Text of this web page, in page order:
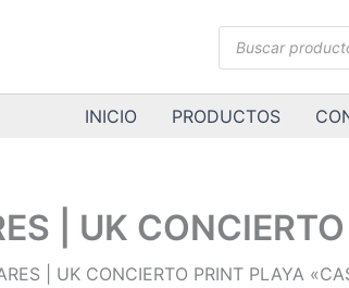
Búsqueda
INICIO PRODUCTOS
| UK
| UK CONCIERTO PRINT PLAYA